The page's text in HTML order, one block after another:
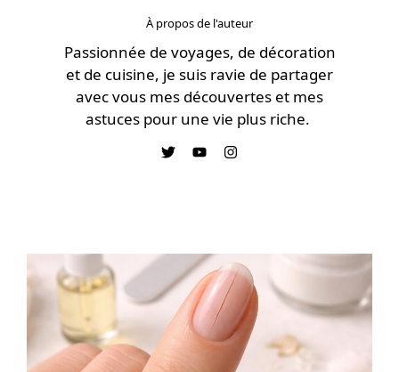
À propos de l'auteur
Passionnée de voyages, de décoration
et de cuisine, je suis ravie de partager
avec vous mes découvertes et mes
astuces pour une vie plus riche.